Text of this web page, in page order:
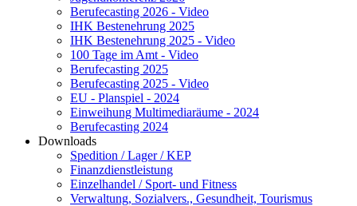
Berufecasting 2026 - Video
IHK Bestenehrung 2025
IHK Bestenehrung 2025 - Video
100 Tage im Amt - Video
Berufecasting 2025
Berufecasting 2025 - Video
EU - Planspiel - 2024
Einweihung Multimediaräume - 2024
Berufecasting 2024
Downloads
Spedition / Lager / KEP
Finanzdienstleistung
Einzelhandel / Sport- und Fitness
Verwaltung, Sozialvers., Gesundheit, Tourismus